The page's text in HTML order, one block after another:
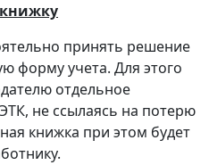
принять решение
форму учета. Для этого
отдельное
не ссылаясь на потерю
книжка при этом будет